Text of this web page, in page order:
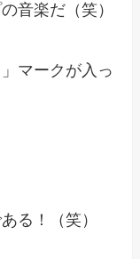
音楽だ（笑）
マークが入っ
る！（笑）